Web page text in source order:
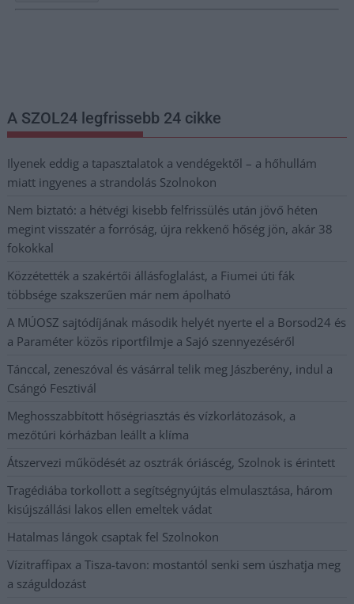
A SZOL24 legfrissebb 24 cikke
Ilyenek eddig a tapasztalatok a vendégektől – a hőhullám
miatt ingyenes a strandolás Szolnokon
Nem biztató: a hétvégi kisebb felfrissülés után jövő héten
megint visszatér a forróság, újra rekkenő hőség jön, akár 38
fokokkal
Közzétették a szakértői állásfoglalást, a Fiumei úti fák
többsége szakszerűen már nem ápolható
A MÚOSZ sajtódíjának második helyét nyerte el a Borsod24 és
a Paraméter közös riportfilmje a Sajó szennyezéséről
Tánccal, zeneszóval és vásárral telik meg Jászberény, indul a
Csángó Fesztivál
Meghosszabbított hőségriasztás és vízkorlátozások, a
mezőtúri kórházban leállt a klíma
Átszervezi működését az osztrák óriáscég, Szolnok is érintett
Tragédiába torkollott a segítségnyújtás elmulasztása, három
kisújszállási lakos ellen emeltek vádat
Hatalmas lángok csaptak fel Szolnokon
Vízitraffipax a Tisza-tavon: mostantól senki sem úszhatja meg
a száguldozást